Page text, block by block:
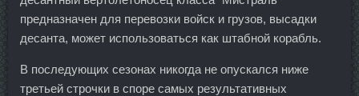
предназначен для перевозки войск и грузов, высадки
десанта, может использоваться как штабной корабль.
В последующих сезонах никогда не опускался ниже
третьей строчки в споре самых результативных